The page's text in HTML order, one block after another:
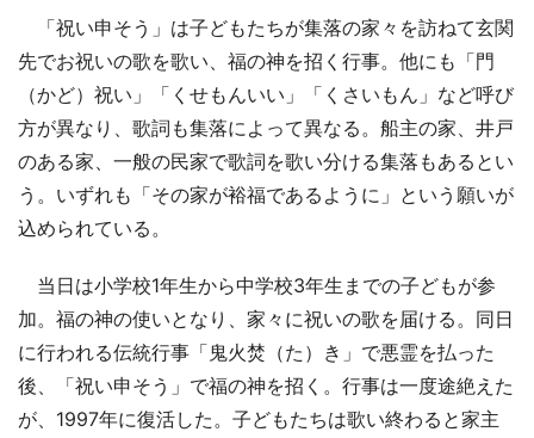
「祝い申そう」は子どもたちが集落の家々を訪ねて玄関
先でお祝いの歌を歌い、福の神を招く行事。他にも「門
（かど）祝い」「くせもんいい」「くさいもん」など呼び
方が異なり、歌詞も集落によって異なる。船主の家、井戸
のある家、一般の民家で歌詞を歌い分ける集落もあるとい
う。いずれも「その家が裕福であるように」という願いが
込められている。
当日は小学校1年生から中学校3年生までの子どもが参
加。福の神の使いとなり、家々に祝いの歌を届ける。同日
に行われる伝統行事「鬼火焚（た）き」で悪霊を払った
後、「祝い申そう」で福の神を招く。行事は一度途絶えた
が、1997年に復活した。子どもたちは歌い終わると家主